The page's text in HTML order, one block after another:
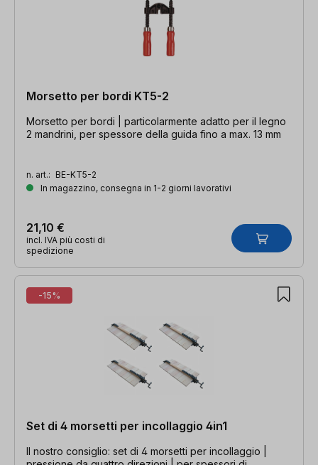
Morsetto per bordi KT5-2
Morsetto per bordi | particolarmente adatto per il legno
2 mandrini, per spessore della guida fino a max. 13 mm
n. art.: BE-KT5-2
In magazzino, consegna in 1-2 giorni lavorativi
21,10 €
incl. IVA più costi di
spedizione
-15%
Set di 4 morsetti per incollaggio 4in1
Il nostro consiglio: set di 4 morsetti per incollaggio |